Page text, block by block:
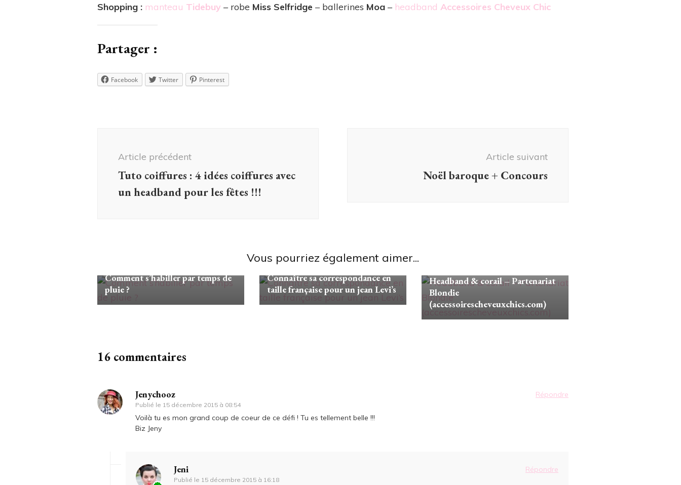
Shopping : manteau Tidebuy – robe Miss Selfridge – ballerines Moa – headband Accessoires Cheveux Chic
Partager :
Facebook Twitter Pinterest
d'article
Article précédent
Tuto coiffures : 4 idées coiffures avec
un headband pour les fêtes !!!
Article suivant
Noël baroque + Concours
Vous pourriez également aimer...
Comment s’habiller par temps de
pluie ?
Looks/Conseils
Connaître sa correspondance en
taille française pour un jean Levi’s
Headband & corail – Partenariat
Blondie
(accessoirescheveuxchics.com)
16 commentaires
Jenychooz
Publié le 15 décembre 2015 à 08:54
Répondre
Voilà tu es mon grand coup de coeur de ce défi ! Tu es tellement belle !!!
Biz Jeny
Jeni
Publié le 15 décembre 2015 à 16:18
Répondre